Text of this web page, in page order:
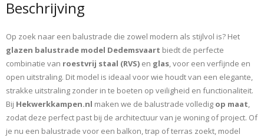
Beschrijving
Op zoek naar een balustrade die zowel modern als stijlvol is? Het
glazen balustrade model Dedemsvaart biedt de perfecte
combinatie van roestvrij staal (RVS) en glas, voor een verfijnde en
open uitstraling. Dit model is ideaal voor wie houdt van een elegante,
strakke uitstraling zonder in te boeten op veiligheid en functionaliteit.
Bij Hekwerkkampen.nl maken we de balustrade volledig op maat,
zodat deze perfect past bij de architectuur van je woning of project. Of
je nu een balustrade voor een balkon, trap of terras zoekt, model